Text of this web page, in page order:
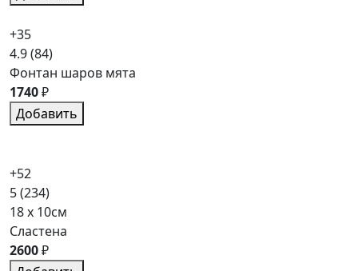
+35
4.9(84)
Фонтан шаров мята
1740₽
Добавить
+52
5(234)
18 x 10см
Сластена
2600₽